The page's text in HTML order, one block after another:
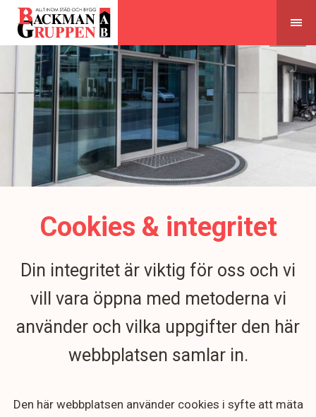
Skip
content
Cookies & integritet
Din integritet är viktig för oss och vi
vill vara öppna med metoderna vi
använder och vilka uppgifter den här
webbplatsen samlar in.
Den här webbplatsen använder cookies i syfte att mäta